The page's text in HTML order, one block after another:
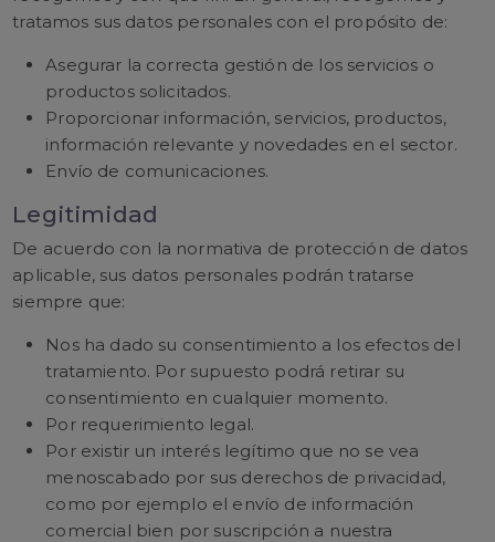
tratamos sus datos personales con el propósito de:
Asegurar la correcta gestión de los servicios o
productos solicitados.
Proporcionar información, servicios, productos,
información relevante y novedades en el sector.
Envío de comunicaciones.
Legitimidad
De acuerdo con la normativa de protección de datos
aplicable, sus datos personales podrán tratarse
siempre que:
Nos ha dado su consentimiento a los efectos del
tratamiento. Por supuesto podrá retirar su
consentimiento en cualquier momento.
Por requerimiento legal.
Por existir un interés legítimo que no se vea
menoscabado por sus derechos de privacidad,
como por ejemplo el envío de información
comercial bien por suscripción a nuestra